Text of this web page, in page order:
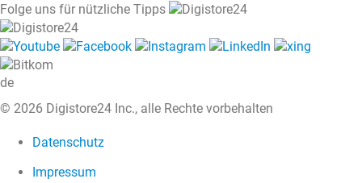
Folge uns für nützliche Tipps
de
© 2026 Digistore24 Inc., alle Rechte vorbehalten
Datenschutz
Impressum